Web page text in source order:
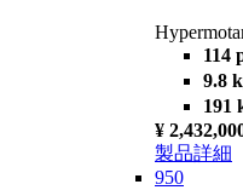
114
9.8
191
¥
製品詳細
950